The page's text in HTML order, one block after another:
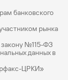
банковского
рынка
№115-ФЗ
данных в
ЦРКИ»